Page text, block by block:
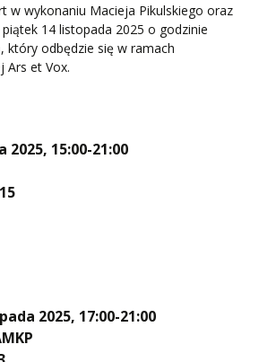
w wykonaniu Macieja Pikulskiego oraz
14 listopada 2025 o godzinie
który odbędzie się w ramach
Ars et Vox.
15:00-21:00
2025, 17:00-21:00